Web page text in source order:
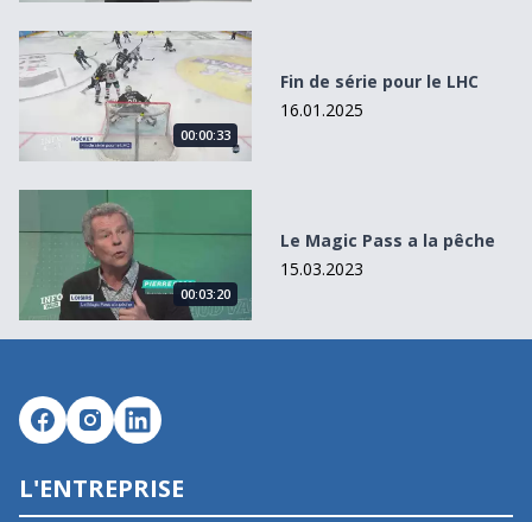
Fin de série pour le LHC
00:00:33
Fin de série pour le LHC
16.01.2025
Le Magic Pass a la pêche
00:03:20
Le Magic Pass a la pêche
15.03.2023
L'ENTREPRISE